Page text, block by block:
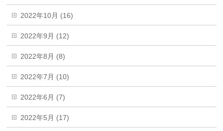
2022年10月 (16)
2022年9月 (12)
2022年8月 (8)
2022年7月 (10)
2022年6月 (7)
2022年5月 (17)